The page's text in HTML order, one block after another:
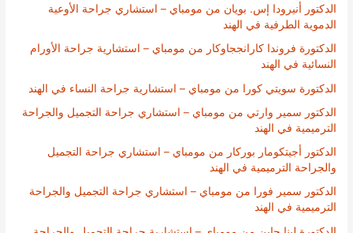
الدكتور أنيرودا إس. بويان من مومباي – استشاري جراحة الأوعية
الدموية الطرفية في الهند
الدكتورة فروندا كارانججاوكار من مومباي – استشارية جراحة الأورام
النسائية في الهند
الدكتورة سويتي كورا من مومباي – استشارية جراحة النساء في الهند
الدكتور سمير وارتي من مومباي – استشاري جراحة التجميل والجراحة
الترميمية في الهند
الدكتور أجيتكومار بوركار من مومباي – استشاري جراحة التجميل
والجراحة الترميمية في الهند
الدكتور سمير فورا من مومباي – استشاري جراحة التجميل والجراحة
الترميمية في الهند